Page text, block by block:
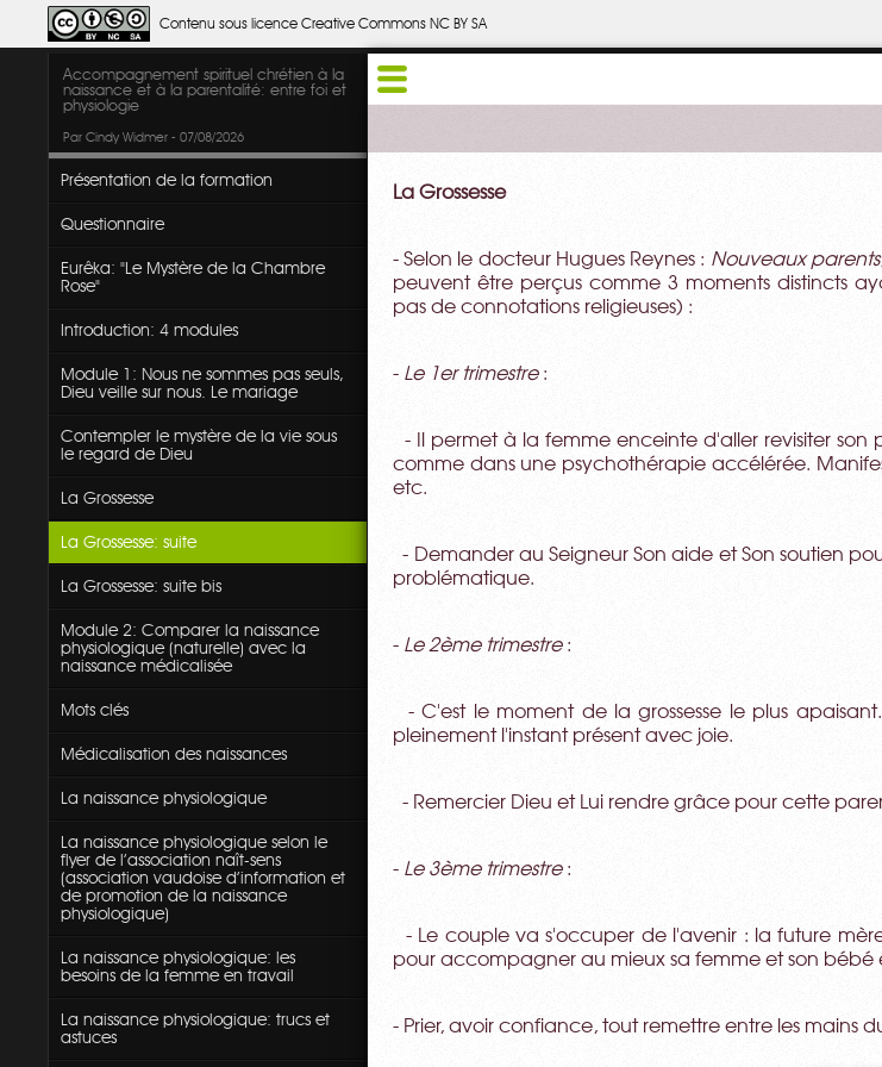
Contenu sous licence Creative Commons NC BY SA
Accompagnement spirituel chrétien à la
naissance et à la parentalité: entre foi et
physiologie
Par Cindy Widmer - 07/08/2026
Présentation de la formation
Questionnaire
Eurêka: "Le Mystère de la Chambre
Rose"
Introduction: 4 modules
Module 1: Nous ne sommes pas seuls,
Dieu veille sur nous. Le mariage
Contempler le mystère de la vie sous
le regard de Dieu
La Grossesse
La Grossesse: suite
La Grossesse: suite bis
Module 2: Comparer la naissance
physiologique (naturelle) avec la
naissance médicalisée
Mots clés
Médicalisation des naissances
La naissance physiologique
La naissance physiologique selon le
flyer de l'association naît-sens
(association vaudoise d'information et
de promotion de la naissance
physiologique)
La naissance physiologique: les
besoins de la femme en travail
La naissance physiologique: trucs et
astuces
La Grossesse
- Selon le docteur Hugues Reynes : Nouveaux
peuvent être perçus comme 3 moments distincts
pas de connotations religieuses) :
- Le 1er trimestre :
- Il permet à la femme enceinte d'aller revisiter son
comme dans une psychothérapie accélérée.
etc.
- Demander au Seigneur Son aide et Son soutien
problématique.
- Le 2ème trimestre :
- C'est le moment de la grossesse le plus
pleinement l'instant présent avec joie.
- Remercier Dieu et Lui rendre grâce pour cette
- Le 3ème trimestre :
- Le couple va s'occuper de l'avenir : la future
pour accompagner au mieux sa femme et son bébé
- Prier, avoir confiance, tout remettre entre les mains